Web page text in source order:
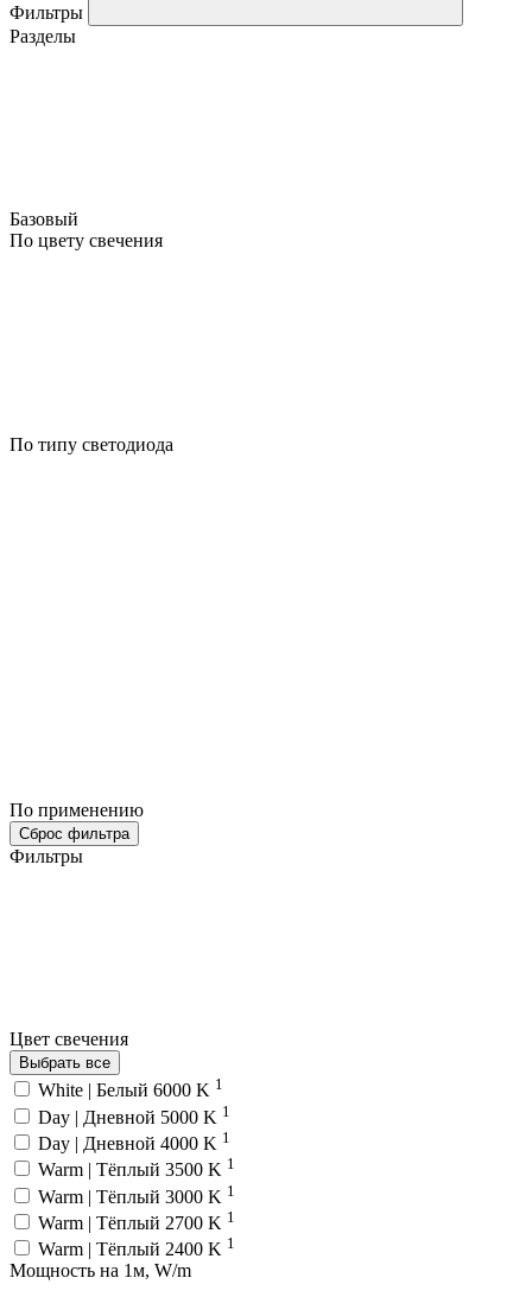
Фильтры
Разделы
Базовый
По цвету свечения
По типу светодиода
По применению
Сброс фильтра
Фильтры
Цвет свечения
Выбрать все
White | Белый 6000 K 1
Day | Дневной 5000 K 1
Day | Дневной 4000 K 1
Warm | Тёплый 3500 K 1
Warm | Тёплый 3000 K 1
Warm | Тёплый 2700 K 1
Warm | Тёплый 2400 K 1
Мощность на 1м, W/m